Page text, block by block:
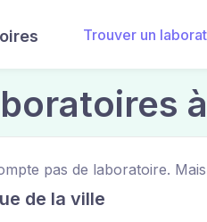
Trouver un
pas de laboratoire.
de la ville